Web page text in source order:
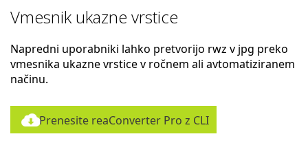
Vmesnik ukazne vrstice
Napredni uporabniki lahko pretvorijo rwz v jpg preko
vmesnika ukazne vrstice v ročnem ali avtomatiziranem
načinu.
Prenesite reaConverter Pro z CLI